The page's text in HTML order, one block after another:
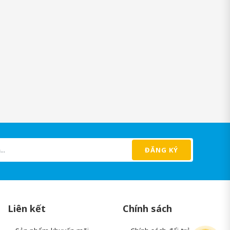
ĐĂNG KÝ
Liên kết Chính sách